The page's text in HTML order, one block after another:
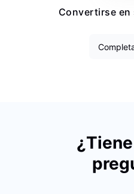
Convertirse en
¿